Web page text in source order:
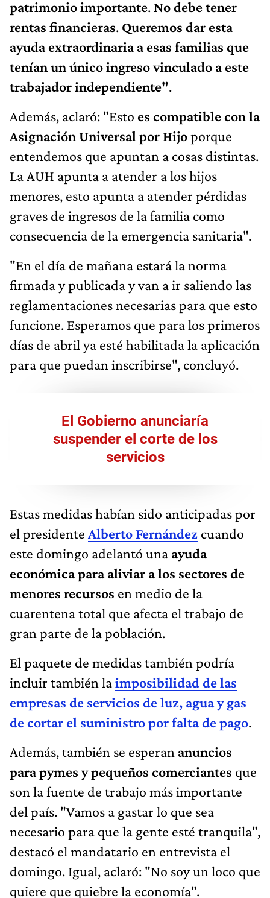
patrimonio importante. No debe tener
rentas financieras. Queremos dar esta
ayuda extraordinaria a esas familias que
tenían un único ingreso vinculado a este
trabajador independiente".
Además, aclaró: "Esto es compatible con la
Asignación Universal por Hijoporque
entendemos que apuntan a cosas distintas.
La AUH apunta a atender a los hijos
menores, esto apunta a atender pérdidas
graves de ingresos de la familia como
consecuencia de la emergencia sanitaria".
"En el día de mañana estará la norma
firmada y publicada y van a ir saliendo las
reglamentaciones necesarias para que esto
funcione. Esperamos que para los primeros
días de abril ya esté habilitada la aplicación
para que puedan inscribirse", concluyó.
El Gobierno anunciaría
suspender el corte de los
servicios
Estas medidas habían sido anticipadas por
el presidente Alberto Fernández cuando
este domingo adelantó una ayuda
económica para aliviar a los sectores de
menores recursos en medio de la
cuarentena total que afecta el trabajo de
gran parte de la población.
El paquete de medidas también podría
incluir también laimposibilidad de las
empresas de servicios de luz, agua y gas
de cortar el suministro por falta de pago.
Además, también se esperan anuncios
para pymes y pequeños comerciantes que
son la fuente de trabajo más importante
del país. "Vamos a gastar lo que sea
necesario para que la gente esté tranquila",
destacó el mandatario en entrevista el
domingo. Igual, aclaró: "No soy un loco que
quiere que quiebre la economía".